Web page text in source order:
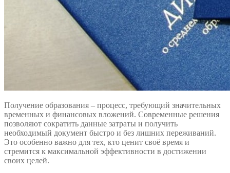
Получение образования – процесс, требующий значительных
временных и финансовых вложений. Современные решения
позволяют сократить данные затраты и получить
необходимый документ быстро и без лишних переживаний.
Это особенно важно для тех, кто ценит своё время и
стремится к максимальной эффективности в достижении
своих целей.